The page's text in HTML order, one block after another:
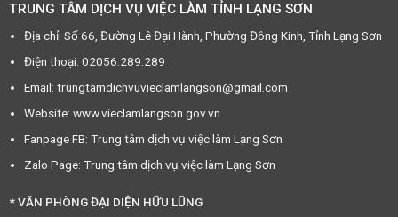
TRUNG TÂM DỊCH VỤ VIỆC LÀM TỈNH LẠNG SƠN
Địa chỉ: Số 66, Đường Lê Đại Hành, Phường Đông Kinh, Tỉnh Lạng Sơn
Điện thoại: 02056.289.289
Email: trungtamdichvuvieclamlangson@gmail.com
Website: www.vieclamlangson.gov.vn
Fanpage FB: Trung tâm dịch vụ việc làm Lạng Sơn
Zalo Page: Trung tâm dịch vụ việc làm Lạng Sơn
* VĂN PHÒNG ĐẠI DIỆN HỮU LŨNG